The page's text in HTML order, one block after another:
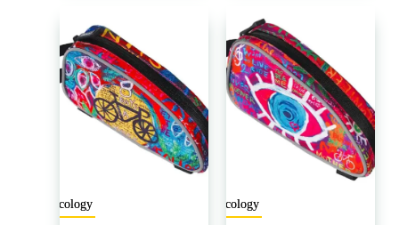
Cycology Cycology